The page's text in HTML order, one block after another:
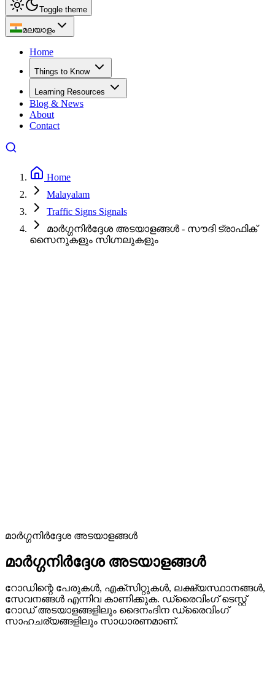
Toggle theme
മലയാളം
Home
Things to Know
Learning Resources
Blog & News
About
Contact
Home
Malayalam
Traffic Signs Signals
മാർഗ്ഗനിർദ്ദേശ അടയാളങ്ങൾ - സൗദി ട്രാഫിക്
സൈനുകളും സിഗ്നലുകളും
മാർഗ്ഗനിർദ്ദേശ അടയാളങ്ങൾ
മാർഗ്ഗനിർദ്ദേശ അടയാളങ്ങൾ
റോഡിന്റെ പേരുകൾ, എക്സിറ്റുകൾ, ലക്ഷ്യസ്ഥാനങ്ങൾ,
സേവനങ്ങൾ എന്നിവ കാണിക്കുക. ഡ്രൈവിംഗ് ടെസ്റ്റ്
റോഡ് അടയാളങ്ങളിലും ദൈനംദിന ഡ്രൈവിംഗ്
സാഹചര്യങ്ങളിലും സാധാരണമാണ്.